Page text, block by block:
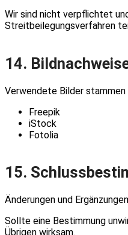
Wir sind nicht verpflichtet
Streitbeilegungsverfahren
14.
Verwendete Bilder stammen
Freepik
iStock
Fotolia
15.
Änderungen und
Sollte eine Bestimmung
Übrigen wirksam.